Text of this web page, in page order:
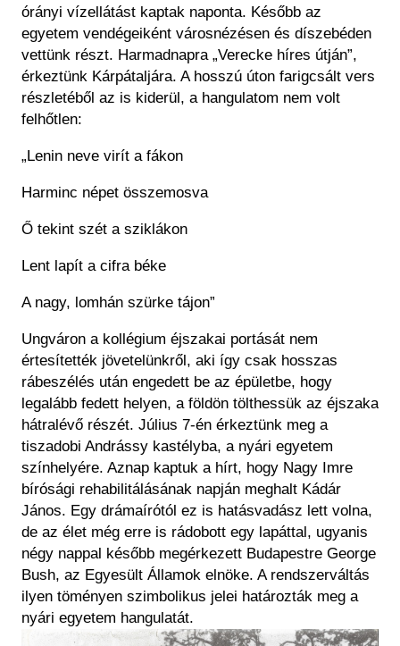
órányi vízellátást kaptak naponta. Később az
egyetem vendégeiként városnézésen és díszebéden
vettünk részt. Harmadnapra „Verecke híres útján”,
érkeztünk Kárpátaljára. A hosszú úton farigcsált vers
részletéből az is kiderül, a hangulatom nem volt
felhőtlen:
„Lenin neve virít a fákon
Harminc népet összemosva
Ő tekint szét a sziklákon
Lent lapít a cifra béke
A nagy, lomhán szürke tájon”
Ungváron a kollégium éjszakai portását nem
értesítették jövetelünkről, aki így csak hosszas
rábeszélés után engedett be az épületbe, hogy
legalább fedett helyen, a földön tölthessük az éjszaka
hátralévő részét. Július 7-én érkeztünk meg a
tiszadobi Andrássy kastélyba, a nyári egyetem
színhelyére. Aznap kaptuk a hírt, hogy Nagy Imre
bírósági rehabilitálásának napján meghalt Kádár
János. Egy drámaírótól ez is hatásvadász lett volna,
de az élet még erre is rádobott egy lapáttal, ugyanis
négy nappal később megérkezett Budapestre George
Bush, az Egyesült Államok elnöke. A rendszerváltás
ilyen töményen szimbolikus jelei határozták meg a
nyári egyetem hangulatát.